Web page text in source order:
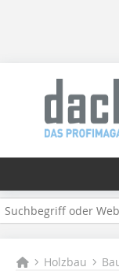
Holzbau